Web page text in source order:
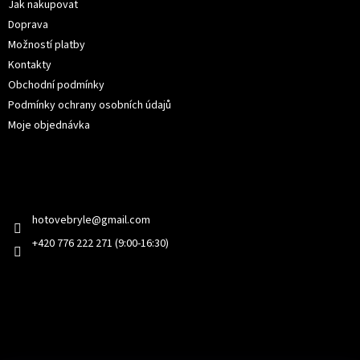
Jak nakupovat
Doprava
Možností platby
Kontakty
Obchodní podmínky
Podmínky ochrany osobních údajů
Moje objednávka
hotovebryle@gmail.com
+420 776 222 271 (9:00-16:30)